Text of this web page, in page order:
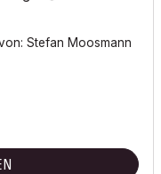
Stefan Moosmann